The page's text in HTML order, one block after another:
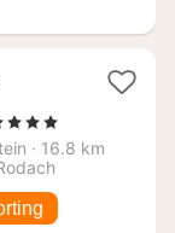
Sterren
· 16.8 km